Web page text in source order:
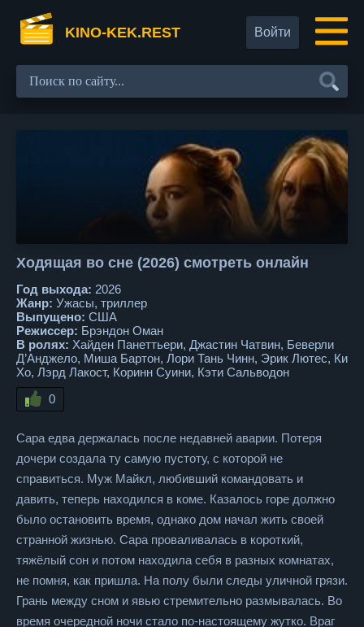
KINO-KEK.REST Войти
Ходящая во сне (2026) смотреть онлайн
Год выхода: 2026
Жанр: Ужасы, триллер
Выпущено: США
Режиссер: Брэндон Оман
В ролях: Хайден Панеттьери, Джастин Чатвин, Беверли
Д’Анджело, Миша Бартон, Лори Тань Чинн, Эрик Лютес, Ки
Хо, Лэрд Лакост, Коринн Суини, Кэти Сальводон
0
Сара едва держалась после недавней аварии. Потеря
дочери создала ту самую пустоту, с которой не
справиться. Муж Майкл, любивший командовать и
давить, теперь находился в коме. Казалось горе должно
было остановить время, однако дом начал жить своей
странной жизнью. Сара проваливалась в короткий,
тяжёлый сон и потом находила себя в разных комнатах,
не помня, как пришла. На полу были следы уличной грязи.
Грань между сном и явью стремительно размывалась. Во
время очередной ночи стало по-настоящему жутко. Враг